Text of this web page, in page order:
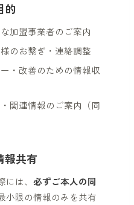
的
加盟事業者のご案内
のお繋ぎ・連絡調整
・改善のための情報収
関連情報のご案内（同
報共有
は、 必ずご本人の同
小限の情報のみを共有